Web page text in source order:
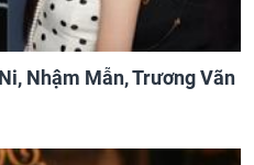
Nhậm Mẫn, Trương Vãn